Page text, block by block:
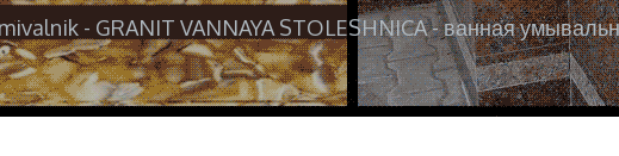
- GRANIT VANNAYA STOLESHNICA - ванная